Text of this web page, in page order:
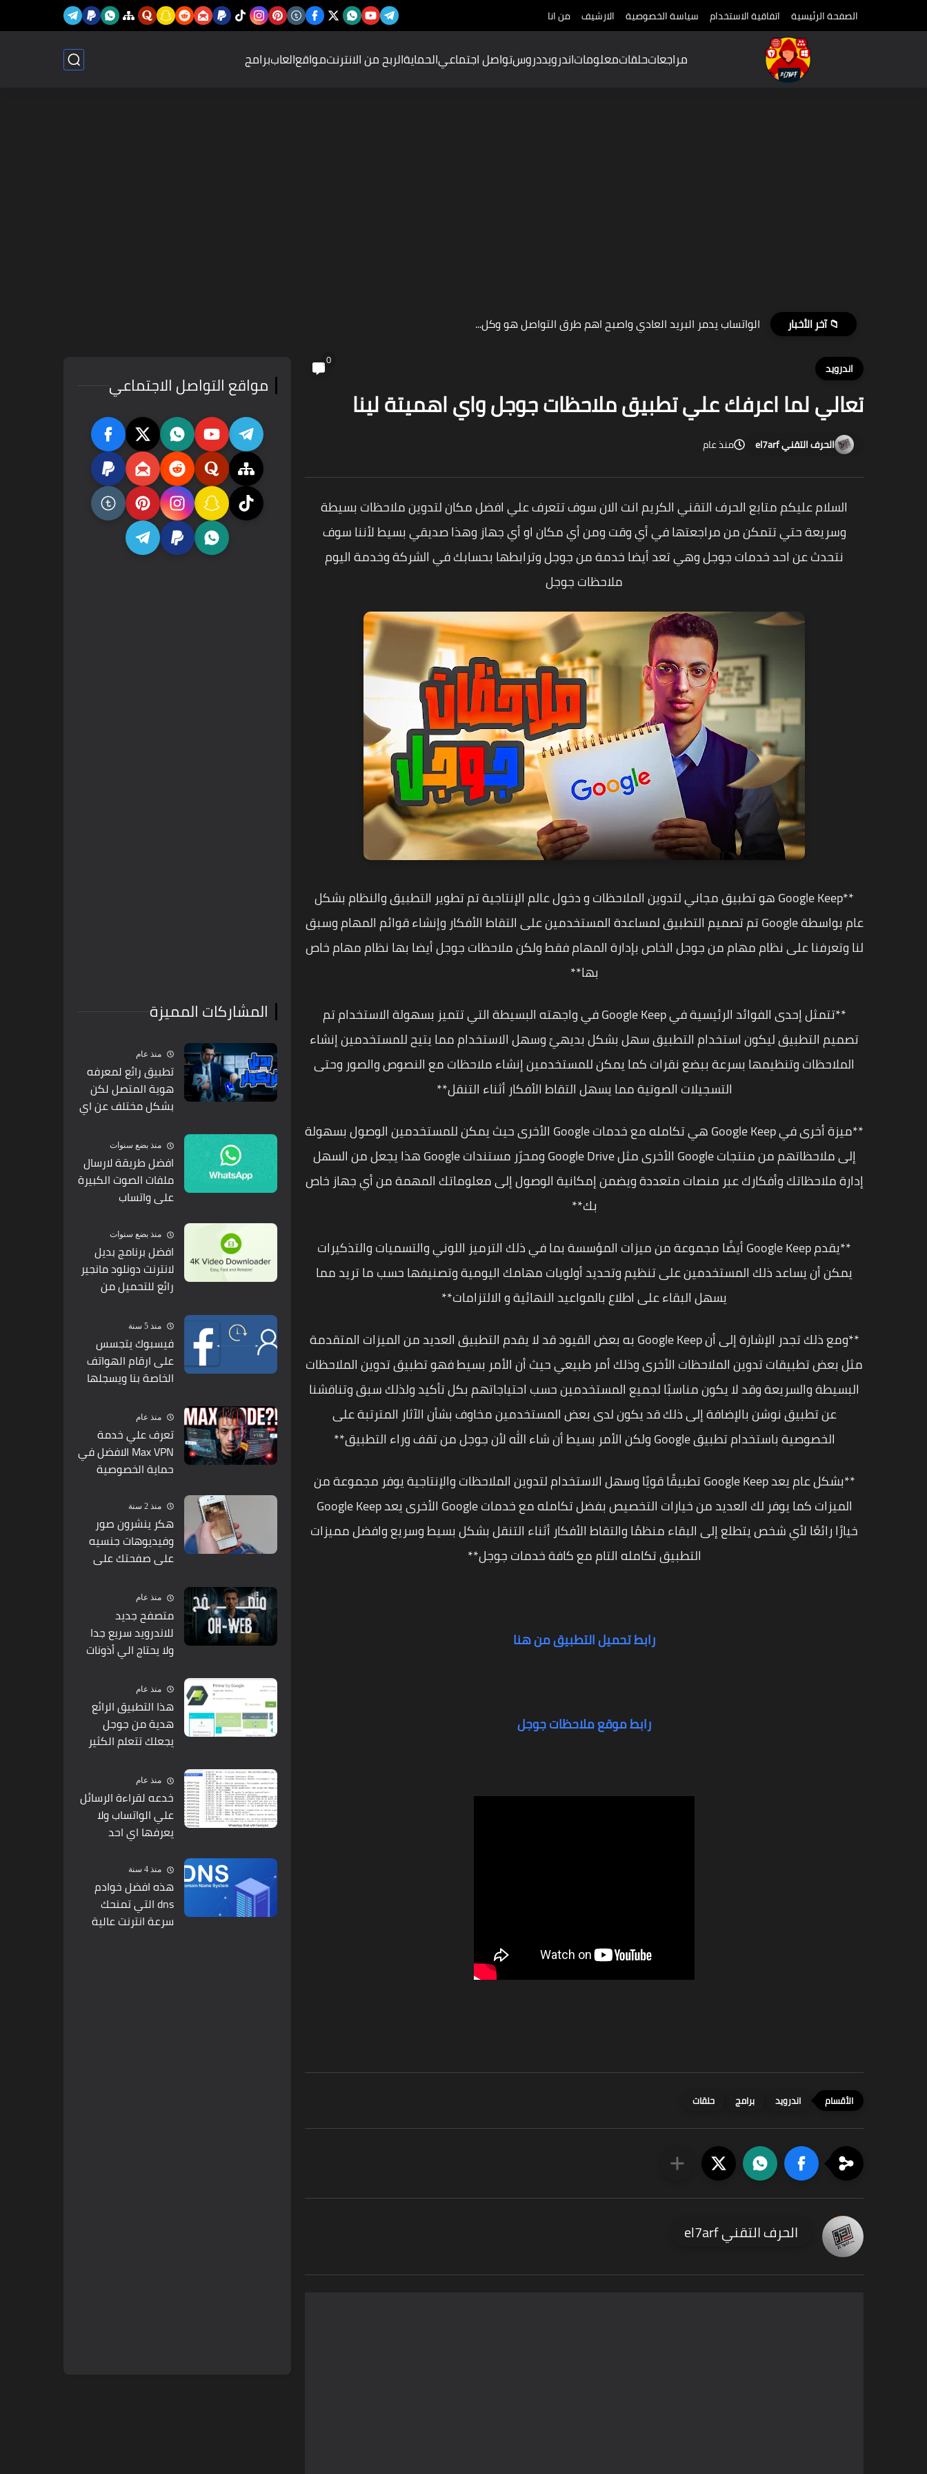
الصفحة الرئيسية اتفاقية الاستخدام سياسة الخصوصية الارشيف من انا
مراجعاتحلقاتمعلوماتاندرويددروستواصل اجتماعيالحمايةالربح من الانترنتمواقعالعاببرامج
📁 آخر الأخبار للمبدعين فقط الان محرك بحث للصور بدون حقوق الطبع والنشر...
اندرويد 0
تعالي لما اعرفك علي تطبيق ملاحظات جوجل واي اهميتة لينا
الحرف التقني el7arf منذ عام
السلام عليكم متابع الحرف التقني الكريم انت الان سوف تتعرف علي افضل مكان لتدوين ملاحظات بسيطة
وسريعة حتي تتمكن من مراجعتها في أي وقت ومن أي مكان او أي جهاز وهذا صديقي بسيط لأننا سوف
نتحدث عن احد خدمات جوجل وهي تعد أيضا خدمة من جوجل وترابطها بحسابك في الشركة وخدمة اليوم
ملاحظات جوجل
**Google Keep هو تطبيق مجاني لتدوين الملاحظات و دخول عالم الإنتاجية تم تطوير التطبيق والنظام بشكل
عام بواسطة Google تم تصميم التطبيق لمساعدة المستخدمين على التقاط الأفكار وإنشاء قوائم المهام وسبق
لنا وتعرفنا على نظام مهام من جوجل الخاص بإدارة المهام فقط ولكن ملاحظات جوجل أيضا بها نظام مهام خاص
بها**
**تتمثل إحدى الفوائد الرئيسية في Google Keep في واجهته البسيطة التي تتميز بسهولة الاستخدام تم
تصميم التطبيق ليكون استخدام التطبيق سهل بشكل بديهيً وسهل الاستخدام مما يتيح للمستخدمين إنشاء
الملاحظات وتنظيمها بسرعة ببضع نقرات كما يمكن للمستخدمين إنشاء ملاحظات مع النصوص والصور وحتى
التسجيلات الصوتية مما يسهل التقاط الأفكار أثناء التنقل**
**ميزة أخرى في Google Keep هي تكامله مع خدمات Google الأخرى حيث يمكن للمستخدمين الوصول بسهولة
إلى ملاحظاتهم من منتجات Google الأخرى مثل Google Drive ومحرّر مستندات Google هذا يجعل من السهل
إدارة ملاحظاتك وأفكارك عبر منصات متعددة ويضمن إمكانية الوصول إلى معلوماتك المهمة من أي جهاز خاص
بك**
**يقدم Google Keep أيضًا مجموعة من ميزات المؤسسة بما في ذلك الترميز اللوني والتسميات والتذكيرات
يمكن أن يساعد ذلك المستخدمين على تنظيم وتحديد أولويات مهامك اليومية وتصنيفها حسب ما تريد مما
يسهل البقاء على اطلاع بالمواعيد النهائية و الالتزامات**
**ومع ذلك تجدر الإشارة إلى أن Google Keep به بعض القيود قد لا يقدم التطبيق العديد من الميزات المتقدمة
مثل بعض تطبيقات تدوين الملاحظات الأخرى وذلك أمر طبيعي حيث أن الأمر بسيط فهو تطبيق تدوين الملاحظات
البسيطة والسريعة وقد لا يكون مناسبًا لجميع المستخدمين حسب احتياجاتهم بكل تأكيد ولذلك سبق وتناقشنا
عن تطبيق نوشن بالإضافة إلى ذلك قد يكون لدى بعض المستخدمين مخاوف بشأن الآثار المترتبة على
الخصوصية باستخدام تطبيق Google ولكن الأمر بسيط أن شاء الله لأن جوجل من تقف وراء التطبيق**
**بشكل عام يعد Google Keep تطبيقًا قويًا وسهل الاستخدام لتدوين الملاحظات والإنتاجية يوفر مجموعة من
الميزات كما يوفر لك العديد من خيارات التخصيص بفضل تكامله مع خدمات Google الأخرى يعد Google Keep
خيارًا رائعًا لأي شخص يتطلع إلى البقاء منظمًا والتقاط الأفكار أثناء التنقل بشكل بسيط وسريع وافضل مميزات
التطبيق تكامله التام مع كافة خدمات جوجل**
رابط تحميل التطبيق من هنا
رابط موقع ملاحظات جوجل
اندرويد برامج حلقات
الحرف التقني el7arf
مواقع التواصل الاجتماعي
المشاركات المميزة
منذ عام
تطبيق رائع لمعرفه
هوية المتصل لكن
بشكل مختلف عن اي
منذ بضع سنوات
افضل طريقة لارسال
ملفات الصوت الكبيرة
على واتساب
منذ بضع سنوات
افضل برنامج بديل
لانترنت دونلود مانجير
رائع للتحميل من
منذ 5 سنة
فيسبوك يتجسس
على ارقام الهواتف
الخاصة بنا ويسجلها
منذ عام
تعرف علي خدمة
Max VPN الافضل في
حماية الخصوصية
منذ 2 سنة
هكر ينشرون صور
وفيديوهات جنسيه
على صفحتك على
تعرف ولا تري شئ
منذ عام
متصفح جديد
للاندرويد سريع جدا
ولا يحتاج الي أذونات
منذ عام
هذا التطبيق الرائع
هدية من جوجل
يجعلك تتعلم الكثير
منذ عام
خدعه لقراءة الرسائل
علي الواتساب ولا
يعرفها اي احد
منذ 4 سنة
هذه افضل خوادم
dns التي تمنحك
سرعة انترنت عالية